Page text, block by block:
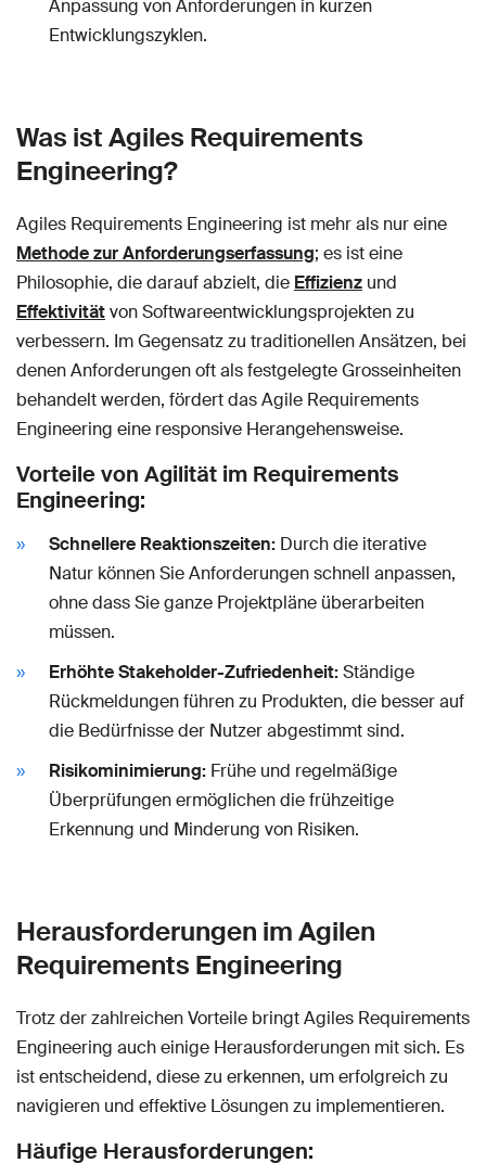
Anpassung von Anforderungen in kurzen
Entwicklungszyklen.
Was ist Agiles Requirements
Engineering?
Agiles Requirements Engineering ist mehr als nur eine
Methode zur Anforderungserfassung; es ist eine
Philosophie, die darauf abzielt, die Effizienz und
Effektivitätvon Softwareentwicklungsprojekten zu
verbessern. Im Gegensatz zu traditionellen Ansätzen, bei
denen Anforderungen oft als festgelegte Grosseinheiten
behandelt werden, fördert das Agile Requirements
Engineering eine responsive Herangehensweise.
Vorteile von Agilität im Requirements
Engineering:
Schnellere Reaktionszeiten: Durch die iterative
Natur können Sie Anforderungen schnell anpassen,
ohne dass Sie ganze Projektpläne überarbeiten
müssen.
Erhöhte Stakeholder-Zufriedenheit:Ständige
Rückmeldungen führen zu Produkten, die besser auf
die Bedürfnisse der Nutzer abgestimmt sind.
Risikominimierung: Frühe und regelmäßige
Überprüfungen ermöglichen die frühzeitige
Erkennung und Minderung von Risiken.
Herausforderungen im Agilen
Requirements Engineering
Trotz der zahlreichen Vorteile bringt Agiles Requirements
Engineering auch einige Herausforderungen mit sich. Es
ist entscheidend, diese zu erkennen, um erfolgreich zu
navigieren und effektive Lösungen zu implementieren.
Häufige Herausforderungen: